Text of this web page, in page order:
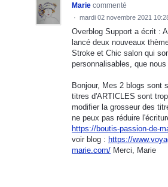
Marie commenté
· mardi 02 novembre 2021
Overblog Support a écrit :
lancé deux nouveaux
Stroke et Chic salon qui
personnalisables, que
Bonjour, Mes 2 blogs sont
titres d'ARTICLES sont
modifier la grosseur des
ne peux pas réduire
https://boutis-passion-de-
voir blog : https://
marie.com/ Merci, Marie